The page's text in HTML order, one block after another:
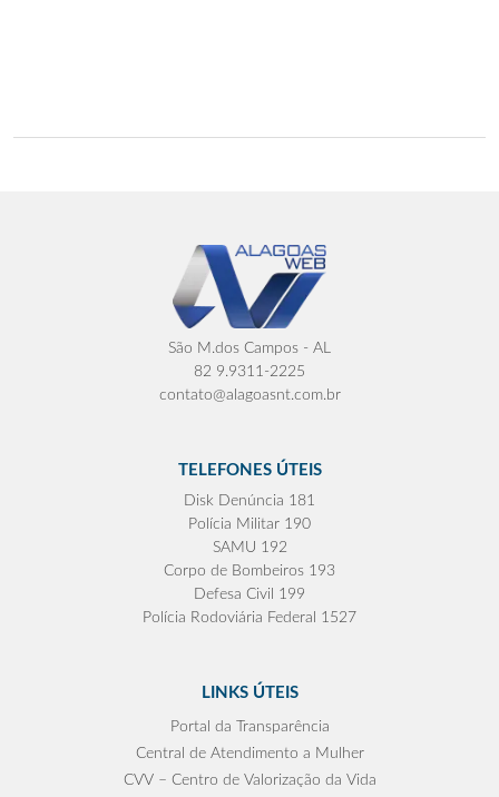
São M.dos Campos - AL
82 9.9311-2225
contato@alagoasnt.com.br
TELEFONES ÚTEIS
Disk Denúncia 181
Polícia Militar 190
SAMU 192
Corpo de Bombeiros 193
Defesa Civil 199
Polícia Rodoviária Federal 1527
LINKS ÚTEIS
Portal da Transparência
Central de Atendimento a Mulher
CVV – Centro de Valorização da Vida